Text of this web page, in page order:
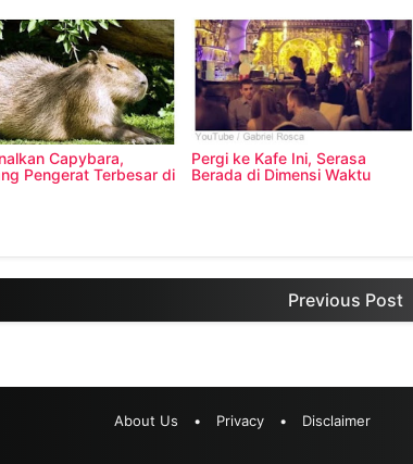
Capybara,
Pengerat Terbesar di
Pergi ke Kafe Ini, Serasa
Berada di Dimensi Waktu
Previous Post
About Us • Privacy • Disclaimer